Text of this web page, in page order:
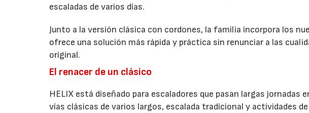
escaladas de varios días.
Junto a la versión clásica con cordones, la familia incorpora los
ofrece una solución más rápida y práctica sin renunciar a las
original.
El renacer de un clásico
HELIX está diseñado para escaladores que pasan largas jornadas
vías clásicas de varios largos, escalada tradicional y actividades